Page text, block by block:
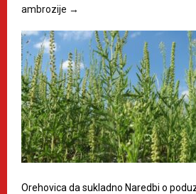
ambrozije →
Orehovica da sukladno Naredbi o